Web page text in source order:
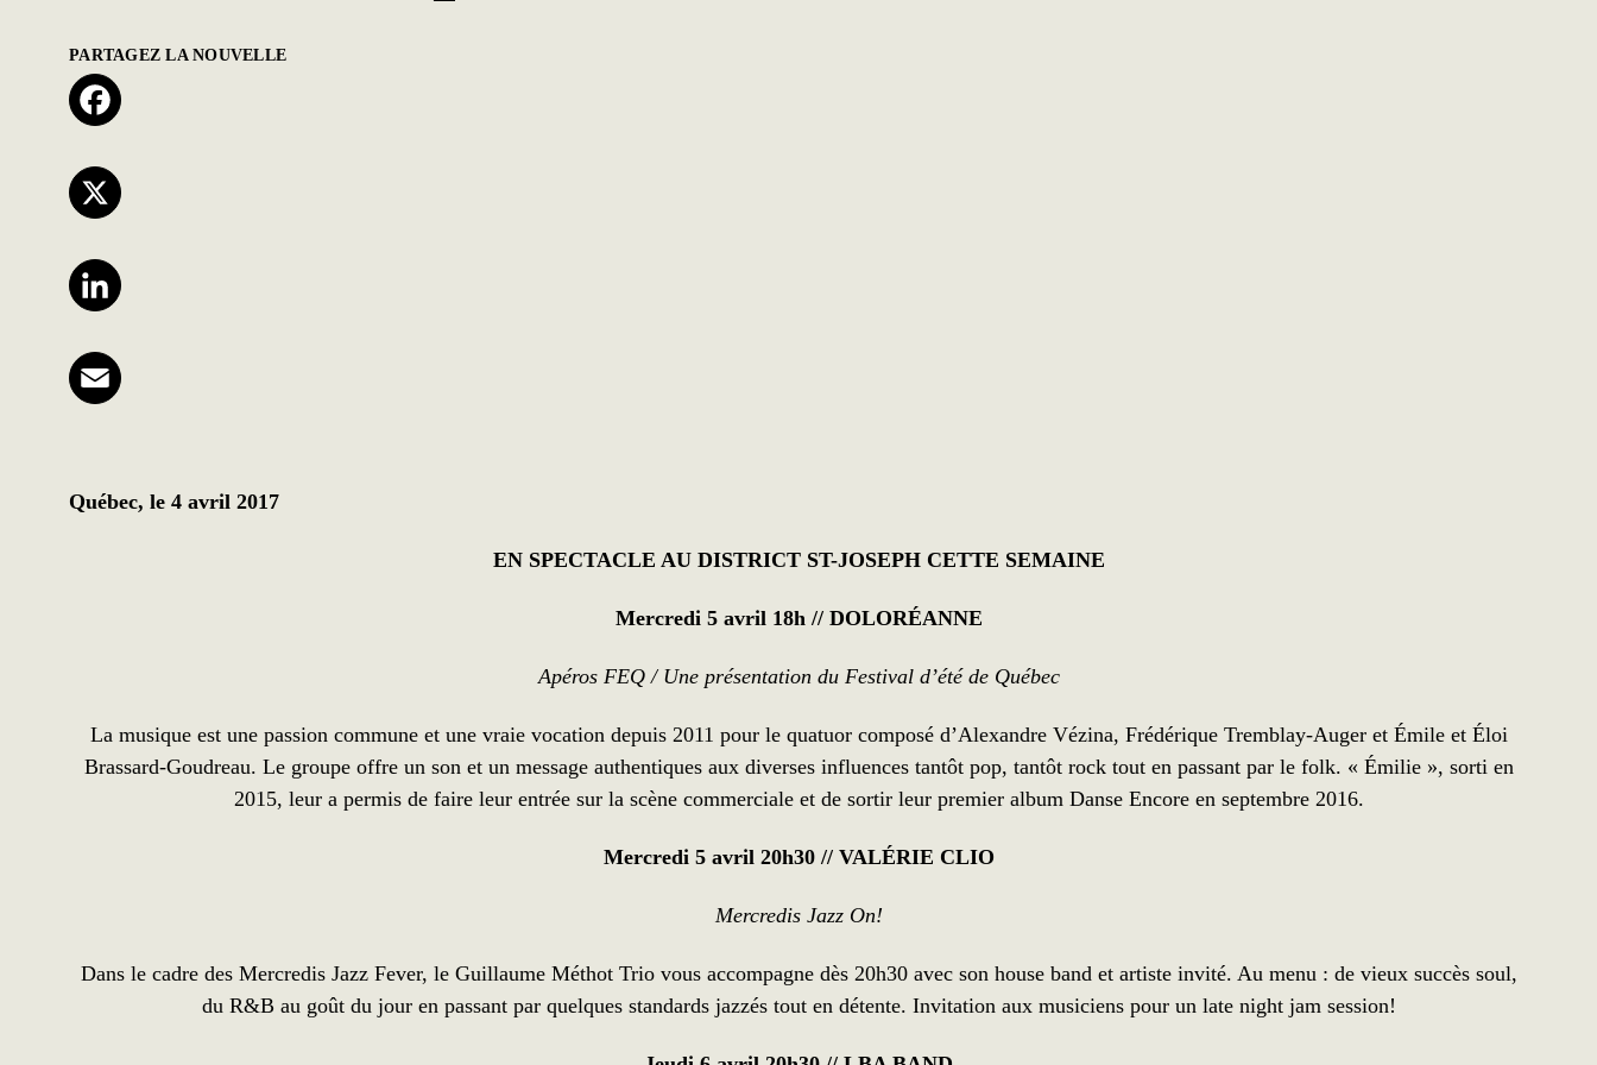
PARTAGEZ LA NOUVELLE
Québec, le 4 avril 2017
EN SPECTACLE AU DISTRICT ST-JOSEPHCETTE SEMAINE
Mercredi 5 avril 18h // DOLORÉANNE
Apéros FEQ / Une présentation du Festival d’été de Québec
La musique est une passion commune et une vraie vocation depuis 2011 pour le quatuor composé d’Alexandre Vézina, Frédérique Tremblay-Auger et Émile et Éloi
Brassard-Goudreau. Le groupe offre un son et un message authentiques aux diverses influences tantôt pop, tantôt rock tout en passant par le folk. « Émilie », sorti en
2015, leur a permis de faire leur entrée sur la scène commerciale et de sortir leur premier album Danse Encore en septembre 2016.
Mercredi 5 avril 20h30 // VALÉRIE CLIO
Mercredis Jazz On!
Dans le cadre des Mercredis Jazz Fever, le Guillaume Méthot Trio vous accompagne dès 20h30 avec son house band et artiste invité. Au menu : de vieux succès soul,
du R&B au goût du jour en passant par quelques standards jazzés tout en détente. Invitation aux musiciens pour un late night jam session!